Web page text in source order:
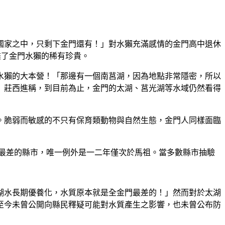
之中，只剩下金門還有！」對水獺充滿感情的金門高中退休
金門水獺的稀有珍貴。
的大本營！「那邊有一個南莒湖，因為地點非常隱密，所以
西進稱，到目前為止，金門的太湖、莒光湖等水域仍然看得
弱而敏感的不只有保育類動物與自然生態，金門人同樣面臨
差的縣市，唯一例外是一二年僅次於馬祖。當多數縣市抽驗
長期優養化，水質原本就是全金門最差的！」然而對於太湖
未曾公開向縣民釋疑可能對水質產生之影響，也未曾公布防